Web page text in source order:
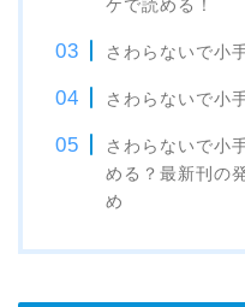
ケで読める！
さわらないで小
さわらないで小
さわらないで小
める？最新刊の
め